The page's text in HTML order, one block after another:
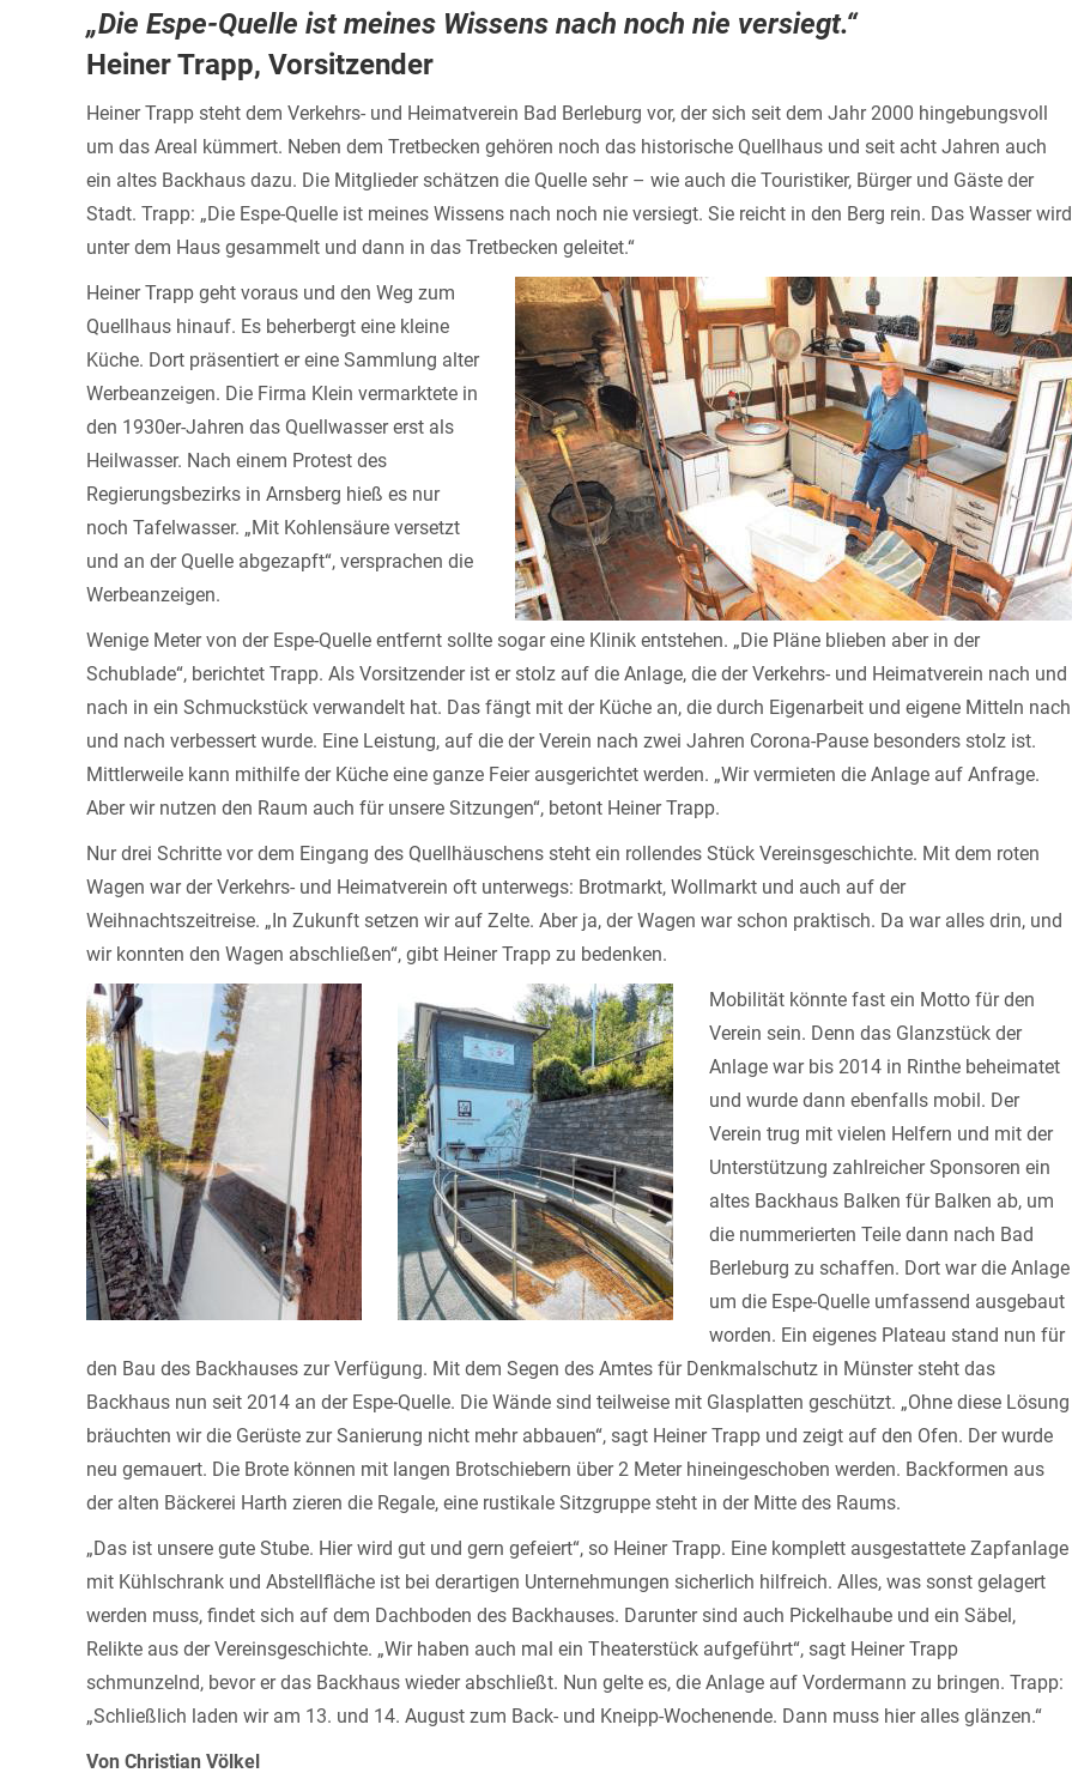
„Die Espe-Quelle ist meines Wissens nach noch nie versiegt.“
Heiner Trapp, Vorsitzender
Heiner Trapp steht dem Verkehrs- und Heimatverein Bad Berleburg vor, der sich seit dem Jahr 2000 hingebungsvoll
um das Areal kümmert. Neben dem Tretbecken gehören noch das historische Quellhaus und seit acht Jahren auch
ein altes Backhaus dazu. Die Mitglieder schätzen die Quelle sehr – wie auch die Touristiker, Bürger und Gäste der
Stadt. Trapp: „Die Espe-Quelle ist meines Wissens nach noch nie versiegt. Sie reicht in den Berg rein. Das Wasser wird
unter dem Haus gesammelt und dann in das Tretbecken geleitet.“
Heiner Trapp geht voraus und den Weg zum
Quellhaus hinauf. Es beherbergt eine kleine
Küche. Dort präsentiert er eine Sammlung alter
Werbeanzeigen. Die Firma Klein vermarktete in
den 1930er-Jahren das Quellwasser erst als
Heilwasser. Nach einem Protest des
Regierungsbezirks in Arnsberg hieß es nur
noch Tafelwasser. „Mit Kohlensäure versetzt
und an der Quelle abgezapft“, versprachen die
Werbeanzeigen.
Wenige Meter von der Espe-Quelle entfernt sollte sogar eine Klinik entstehen. „Die Pläne blieben aber in der
Schublade“, berichtet Trapp. Als Vorsitzender ist er stolz auf die Anlage, die der Verkehrs- und Heimatverein nach und
nach in ein Schmuckstück verwandelt hat. Das fängt mit der Küche an, die durch Eigenarbeit und eigene Mitteln nach
und nach verbessert wurde. Eine Leistung, auf die der Verein nach zwei Jahren Corona-Pause besonders stolz ist.
Mittlerweile kann mithilfe der Küche eine ganze Feier ausgerichtet werden. „Wir vermieten die Anlage auf Anfrage.
Aber wir nutzen den Raum auch für unsere Sitzungen“, betont Heiner Trapp.
Nur drei Schritte vor dem Eingang des Quellhäuschens steht ein rollendes Stück Vereinsgeschichte. Mit dem roten
Wagen war der Verkehrs- und Heimatverein oft unterwegs: Brotmarkt, Wollmarkt und auch auf der
Weihnachtszeitreise. „In Zukunft setzen wir auf Zelte. Aber ja, der Wagen war schon praktisch. Da war alles drin, und
wir konnten den Wagen abschließen“, gibt Heiner Trapp zu bedenken.
Mobilität könnte fast ein Motto für den
Verein sein. Denn das Glanzstück der
Anlage war bis 2014 in Rinthe beheimatet
und wurde dann ebenfalls mobil. Der
Verein trug mit vielen Helfern und mit der
Unterstützung zahlreicher Sponsoren ein
altes Backhaus Balken für Balken ab, um
die nummerierten Teile dann nach Bad
Berleburg zu schaffen. Dort war die Anlage
um die Espe-Quelle umfassend ausgebaut
worden. Ein eigenes Plateau stand nun für
den Bau des Backhauses zur Verfügung. Mit dem Segen des Amtes für Denkmalschutz in Münster steht das
Backhaus nun seit 2014 an der Espe-Quelle. Die Wände sind teilweise mit Glasplatten geschützt. „Ohne diese Lösung
bräuchten wir die Gerüste zur Sanierung nicht mehr abbauen“, sagt Heiner Trapp und zeigt auf den Ofen. Der wurde
neu gemauert. Die Brote können mit langen Brotschiebern über 2 Meter hineingeschoben werden. Backformen aus
der alten Bäckerei Harth zieren die Regale, eine rustikale Sitzgruppe steht in der Mitte des Raums.
„Das ist unsere gute Stube. Hier wird gut und gern gefeiert“, so Heiner Trapp. Eine komplett ausgestattete Zapfanlage
mit Kühlschrank und Abstellfläche ist bei derartigen Unternehmungen sicherlich hilfreich. Alles, was sonst gelagert
werden muss, findet sich auf dem Dachboden des Backhauses. Darunter sind auch Pickelhaube und ein Säbel,
Relikte aus der Vereinsgeschichte. „Wir haben auch mal ein Theaterstück aufgeführt“, sagt Heiner Trapp
schmunzelnd, bevor er das Backhaus wieder abschließt. Nun gelte es, die Anlage auf Vordermann zu bringen. Trapp:
„Schließlich laden wir am 13. und 14. August zum Back- und Kneipp-Wochenende. Dann muss hier alles glänzen.“
Von Christian Völkel